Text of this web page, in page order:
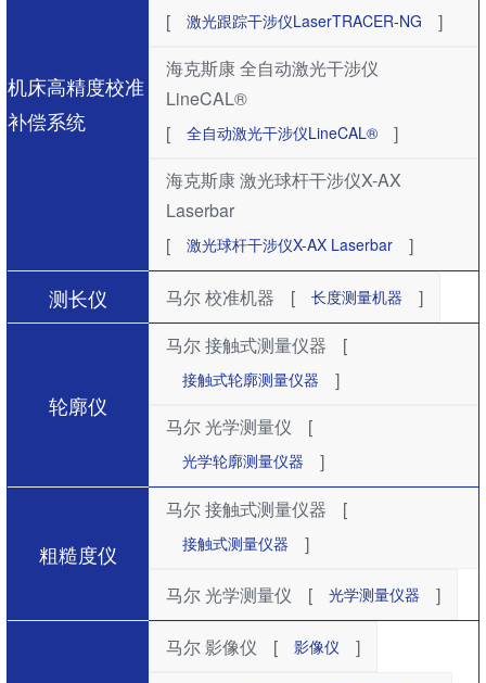
机床高精度校准
补偿系统
[
激光跟踪干涉仪LaserTRACER-NG
]
海克斯康 全自动激光干涉仪
LineCAL®
[
全自动激光干涉仪LineCAL®
]
海克斯康 激光球杆干涉仪X-AX
Laserbar
[
激光球杆干涉仪X-AX Laserbar ]
测长仪 马尔 校准机器 [ 长度测量机器 ]
轮廓仪
马尔 接触式测量仪器 [
接触式轮廓测量仪器
]
马尔 光学测量仪
[
光学轮廓测量仪器 ]
粗糙度仪
马尔 接触式测量仪器 [
接触式测量仪器 ]
马尔 光学测量仪 [ 光学测量仪器 ]
马尔 影像仪 [ 影像仪 ]